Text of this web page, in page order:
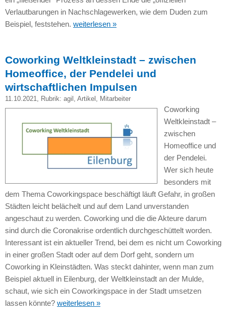
Verlautbarungen in Nachschlagewerken, wie dem Duden zum
Beispiel, feststehen. weiterlesen »
Coworking Weltkleinstadt – zwischen
Homeoffice, der Pendelei und
wirtschaftlichen Impulsen
11.10.2021, Rubrik: agil , Artikel , Mitarbeiter
Coworking
Weltkleinstadt –
zwischen
Homeoffice und
der Pendelei.
Wer sich heute
besonders mit
dem Thema Coworkingspace beschäftigt läuft Gefahr, in großen
Städten leicht belächelt und auf dem Land unverstanden
angeschaut zu werden. Coworking und die die Akteure darum
sind durch die Coronakrise ordentlich durchgeschüttelt worden.
Interessant ist ein aktueller Trend, bei dem es nicht um Coworking
in einer großen Stadt oder auf dem Dorf geht, sondern um
Coworking in Kleinstädten. Was steckt dahinter, wenn man zum
Beispiel aktuell in Eilenburg, der Weltkleinstadt an der Mulde,
schaut, wie sich ein Coworkingspace in der Stadt umsetzen
lassen könnte? weiterlesen »